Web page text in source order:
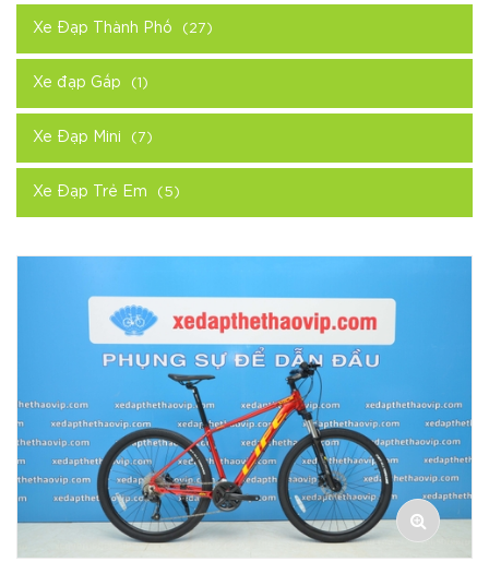
Xe Đạp Thành Phố (27)
Xe đạp Gấp (1)
Xe Đạp Mini (7)
Xe Đạp Trẻ Em (5)